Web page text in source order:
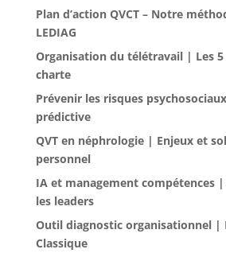
Plan d’action QVCT – Notre
LEDIAG
Organisation du télétravail | Les 5
charte
Prévenir les risques
prédictive
QVT en néphrologie | Enjeux et
personnel
IA et management compétences
les leaders
Outil diagnostic organisationnel |
Classique